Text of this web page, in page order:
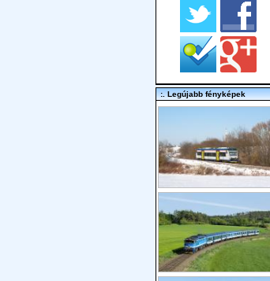
:. Legújabb fényképek